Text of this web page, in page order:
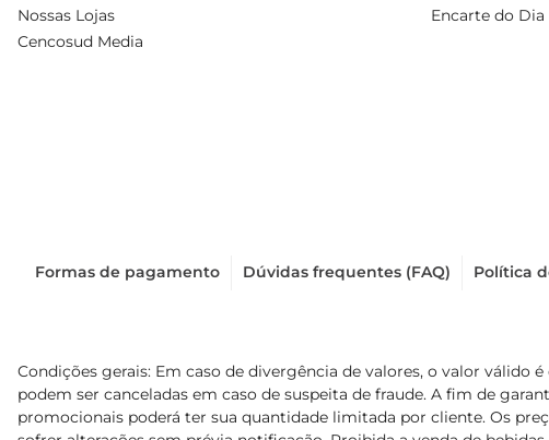
Nossas Lojas
Cencosud Media
Encarte do Dia
Formas de pagamento Dúvidas frequentes (FAQ) Política
Condições gerais: Em caso de divergência de valores, o valor válido
podem ser canceladas em caso de suspeita de fraude. A fim de
promocionais poderá ter sua quantidade limitada por cliente. Os